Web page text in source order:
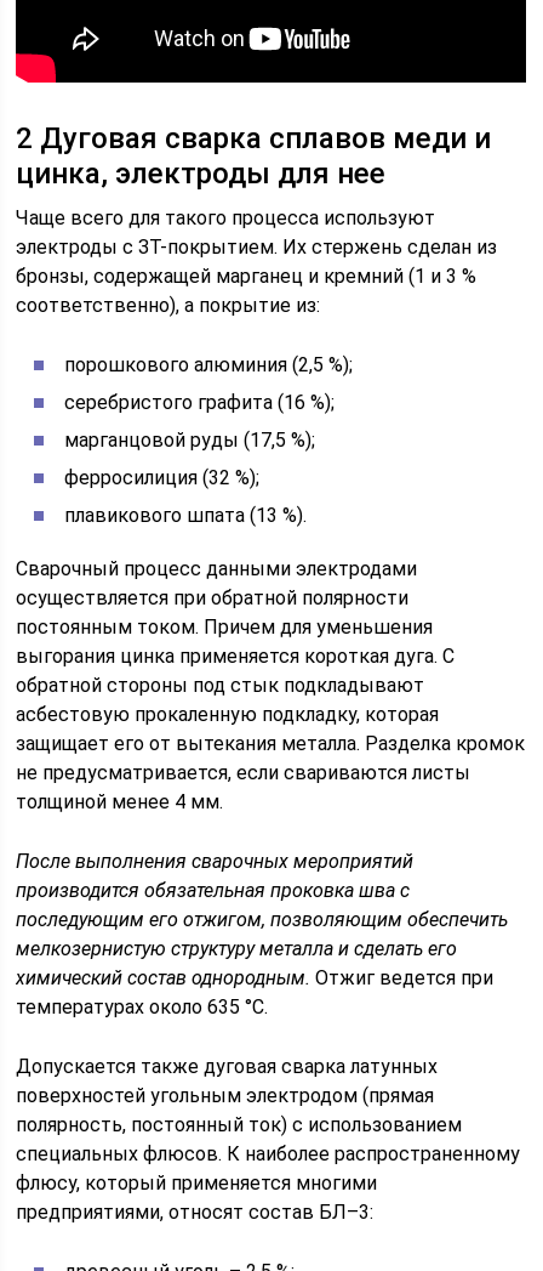
2 Дуговая сварка сплавов меди и
цинка, электроды для нее
Чаще всего для такого процесса используют
электроды с ЗТ-покрытием. Их стержень сделан из
бронзы, содержащей марганец и кремний (1 и 3 %
соответственно), а покрытие из:
порошкового алюминия (2,5 %);
серебристого графита (16 %);
марганцовой руды (17,5 %);
ферросилиция (32 %);
плавикового шпата (13 %).
Сварочный процесс данными электродами
осуществляется при обратной полярности
постоянным током. Причем для уменьшения
выгорания цинка применяется короткая дуга. С
обратной стороны под стык подкладывают
асбестовую прокаленную подкладку, которая
защищает его от вытекания металла. Разделка кромок
не предусматривается, если свариваются листы
толщиной менее 4 мм.
После выполнения сварочных мероприятий
производится обязательная проковка шва с
последующим его отжигом, позволяющим обеспечить
мелкозернистую структуру металла и сделать его
химический состав однородным. Отжиг ведется при
температурах около 635 °С.
Допускается также дуговая сварка латунных
поверхностей угольным электродом (прямая
полярность, постоянный ток) с использованием
специальных флюсов. К наиболее распространенному
флюсу, который применяется многими
предприятиями, относят состав БЛ–3: